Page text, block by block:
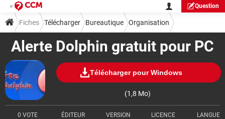
Question
Alerte Dolphin gratuit pour PC
Télécharger pour Windows
(1,8 Mo)
0 VOTE ÉDITEUR VERSION LICENCE LANGUE
Fiches Télécharger Bureautique Organisation